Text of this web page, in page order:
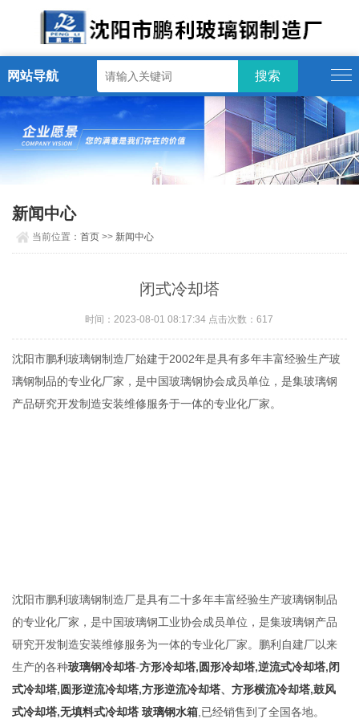
网站导航
新闻中心
当前位置：首页 >> 新闻中心
闭式冷却塔
时间：2023-08-01 08:17:34 点击次数：617
沈阳市鹏利玻璃钢制造厂始建于2002年是具有多年丰富经验生产玻
璃钢制品的专业化厂家，是中国玻璃钢协会成员单位，是集玻璃钢
产品研究开发制造安装维修服务于一体的专业化厂家。
沈阳市鹏利玻璃钢制造厂是具有二十多年丰富经验生产玻璃钢制品
的专业化厂家，是中国玻璃钢工业协会成员单位，是集玻璃钢产品
研究开发制造安装维修服务为一体的专业化厂家。鹏利自建厂以来
生产的各种玻璃钢冷却塔-方形冷却塔,圆形冷却塔,逆流式冷却塔,闭
式冷却塔,圆形逆流冷却塔,方形逆流冷却塔、方形横流冷却塔,鼓风
式冷却塔,无填料式冷却塔 玻璃钢水箱,已经销售到了全国各地。